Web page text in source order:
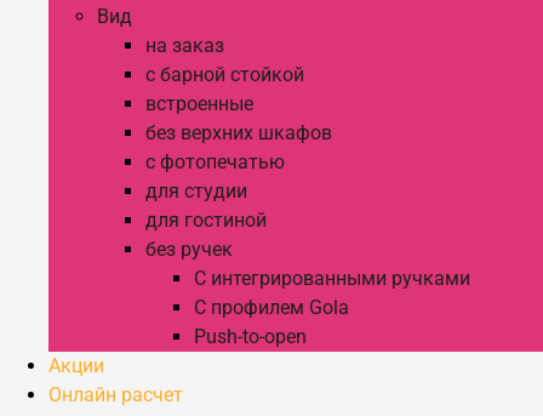
Вид
на заказ
с барной стойкой
встроенные
без верхних шкафов
с фотопечатью
для студии
для гостиной
без ручек
С интегрированными ручками
С профилем Gola
Push-to-open
Акции
Онлайн расчет